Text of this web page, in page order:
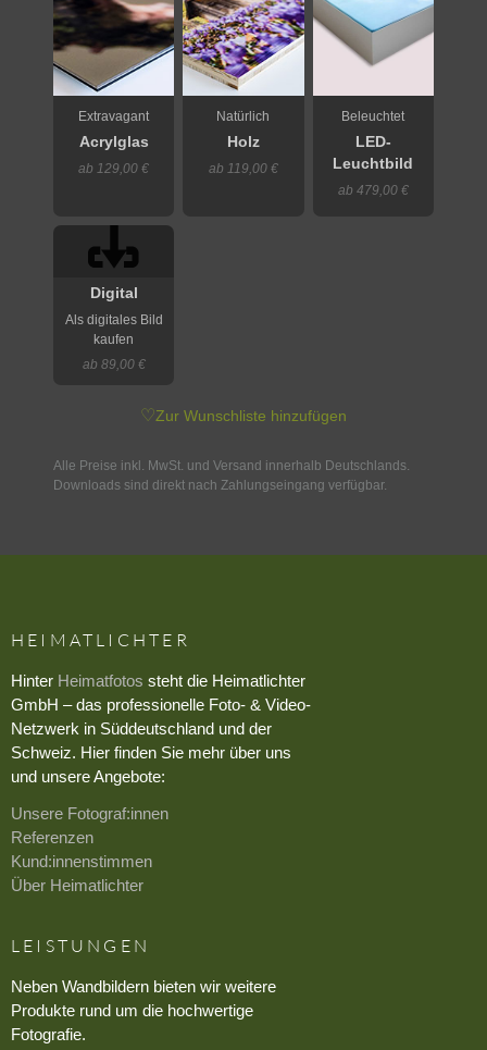
Extravagant
Acrylglas
ab 129,00 €
Natürlich
Holz
ab 119,00 €
Beleuchtet
LED-
Leuchtbild
ab 479,00 €
Digital
Als digitales Bild
kaufen
ab 89,00 €
♡Zur Wunschliste hinzufügen
Alle Preise inkl. MwSt. und Versand innerhalb Deutschlands.
Downloads sind direkt nach Zahlungseingang verfügbar.
HEIMATLICHTER
Hinter Heimatfotos steht die Heimatlichter
GmbH – das professionelle Foto- & Video-
Netzwerk in Süddeutschland und der
Schweiz. Hier finden Sie mehr über uns
und unsere Angebote:
Unsere Fotograf:innen
Referenzen
Kund:innenstimmen
Über Heimatlichter
LEISTUNGEN
Neben Wandbildern bieten wir weitere
Produkte rund um die hochwertige
Fotografie.